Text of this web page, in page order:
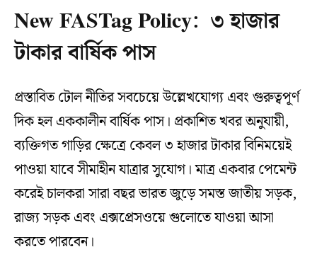
New FASTag Policy: ৩ হাজার
টাকার বার্ষিক পাস
প্রস্তাবিত টোল নীতির সবচেয়ে উল্লেখযোগ্য এবং গুরুত্বপূর্ণ
দিক হল এককালীন বার্ষিক পাস। প্রকাশিত খবর অনুযায়ী,
ব্যক্তিগত গাড়ির ক্ষেত্রে কেবল ৩ হাজার টাকার বিনিময়েই
পাওয়া যাবে সীমাহীন যাত্রার সুযোগ। মাত্র একবার পেমেন্ট
করেই চালকরা সারা বছর ভারত জুড়ে সমস্ত জাতীয় সড়ক,
রাজ্য সড়ক এবং এক্সপ্রেসওয়ে গুলোতে যাওয়া আসা
করতে পারবেন।